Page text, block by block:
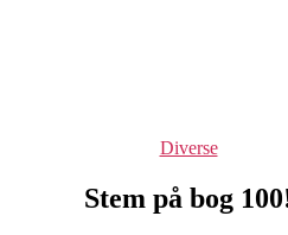
Kategorier
Diverse
Stem på bog